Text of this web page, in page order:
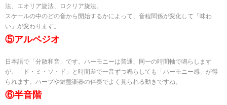
法、エオリア旋法、ロクリア旋法。
スケールの中のどの音から開始するかによって、音程関係が変化して「味わ
い」が変わります。
⑤アルペジオ
日本語で「分散和音」です。ハーモニーは普通、同一の時間軸で鳴らします
が、「ド・ミ・ソ・ド」と時間差で一音ずつ鳴らしても「ハーモニー感」が得
られます。ハープや鍵盤楽器の伴奏でよく見られる動きですね。
⑥半音階